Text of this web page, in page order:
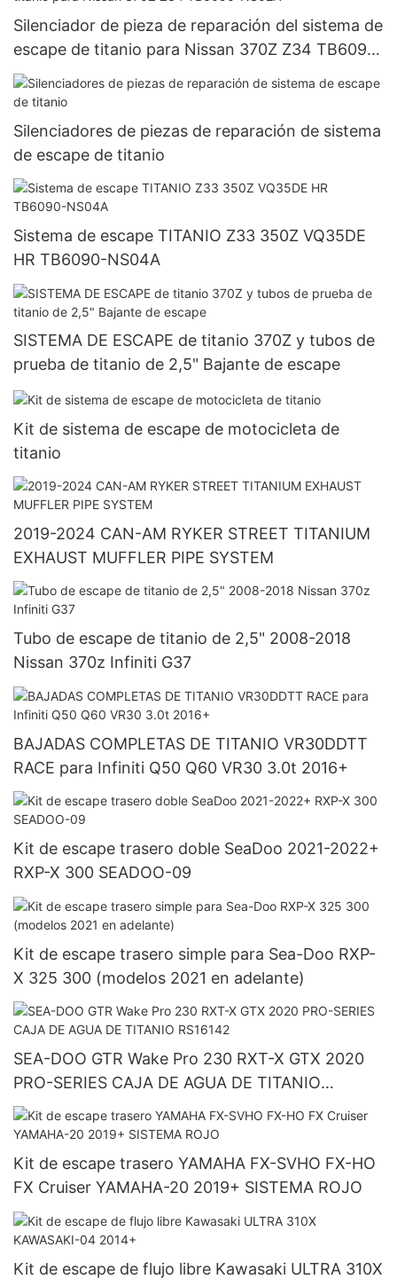
Silenciador de pieza de reparación del sistema de
escape de titanio para Nissan 370Z Z34 TB6090-
NS02A
Silenciadores de piezas de reparación de sistema
de escape de titanio
Sistema de escape TITANIO Z33 350Z VQ35DE
HR TB6090-NS04A
SISTEMA DE ESCAPE de titanio 370Z y tubos de
prueba de titanio de 2,5" Bajante de escape
Kit de sistema de escape de motocicleta de
titanio
2019-2024 CAN-AM RYKER STREET TITANIUM
EXHAUST MUFFLER PIPE SYSTEM
Tubo de escape de titanio de 2,5" 2008-2018
Nissan 370z Infiniti G37
BAJADAS COMPLETAS DE TITANIO VR30DDTT
RACE para Infiniti Q50 Q60 VR30 3.0t 2016+
Kit de escape trasero doble SeaDoo 2021-2022+
RXP-X 300 SEADOO-09
Kit de escape trasero simple para Sea-Doo RXP-
X 325 300 (modelos 2021 en adelante)
SEA-DOO GTR Wake Pro 230 RXT-X GTX 2020
PRO-SERIES CAJA DE AGUA DE TITANIO
RS16142
Kit de escape trasero YAMAHA FX-SVHO FX-HO
FX Cruiser YAMAHA-20 2019+ SISTEMA ROJO
Kit de escape de flujo libre Kawasaki ULTRA 310X